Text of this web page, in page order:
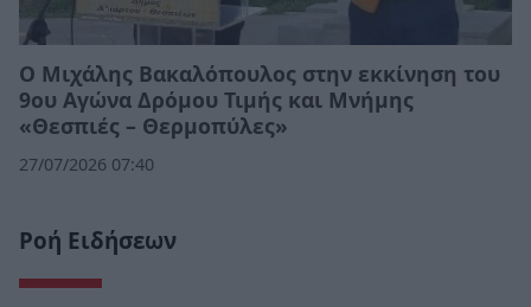
Ο Μιχάλης Βακαλόπουλος στην εκκίνηση του
9ου Αγώνα Δρόμου Τιμής και Μνήμης
«Θεσπιές – Θερμοπύλες»
27/07/2026 07:40
Ροή Ειδήσεων